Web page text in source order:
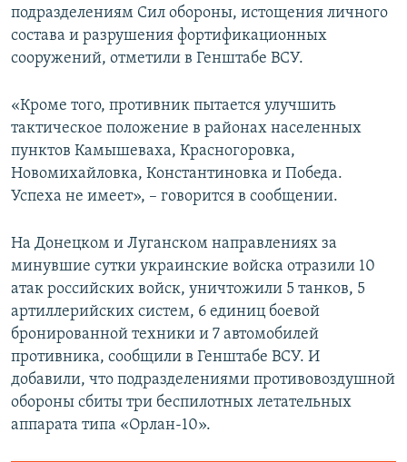
подразделениям Сил обороны, истощения личного
состава и разрушения фортификационных
сооружений, отметили в Генштабе ВСУ.
«Кроме того, противник пытается улучшить
тактическое положение в районах населенных
пунктов Камышеваха, Красногоровка,
Новомихайловка, Константиновка и Победа.
Успеха не имеет», – говорится в сообщении.
На Донецком и Луганском направлениях за
минувшие сутки украинские войска отразили 10
атак российских войск, уничтожили 5 танков, 5
артиллерийских систем, 6 единиц боевой
бронированной техники и 7 автомобилей
противника, сообщили в Генштабе ВСУ. И
добавили, что подразделениями противовоздушной
обороны сбиты три беспилотных летательных
аппарата типа «Орлан-10».